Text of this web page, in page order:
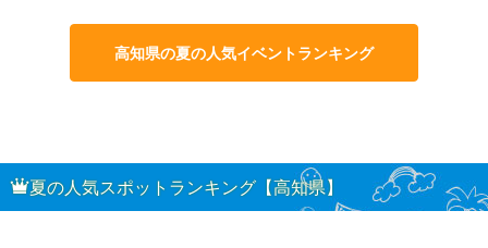
高知県の夏の人気イベントランキング
夏の人気スポットランキング【高知県】